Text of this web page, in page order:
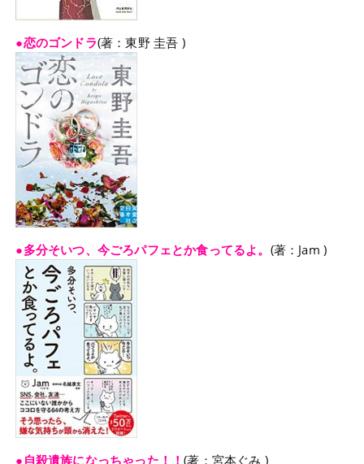
●恋のゴンドラ(著：東野 圭吾 )
●多分そいつ、今ごろパフェとか食ってるよ。 (著：Jam )
●自殺遺族になっちゃった！！(著：宮本ぐみ )